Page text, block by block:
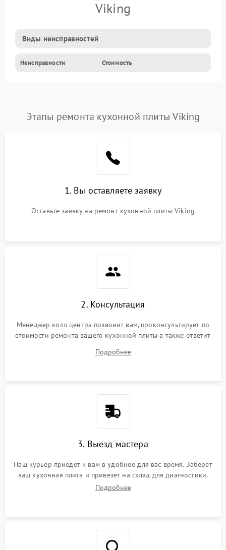
Viking
Виды неисправностей
Неисправности Стоимость
Этапы ремонта кухонной плиты Viking
1. Вы оставляете заявку
Оставьте заявку на ремонт кухонной плиты Viking
2. Консультация
Менеджер колл центра позвонит вам, проконсультирует по
стоимости ремонта вашего кухонной плиты а также ответит
Подробнее
3. Выезд мастера
Наш курьер приедет к вам в удобное для вас время. Заберет
ваш кухонная плита и привезет на склад для диагностики.
Подробнее